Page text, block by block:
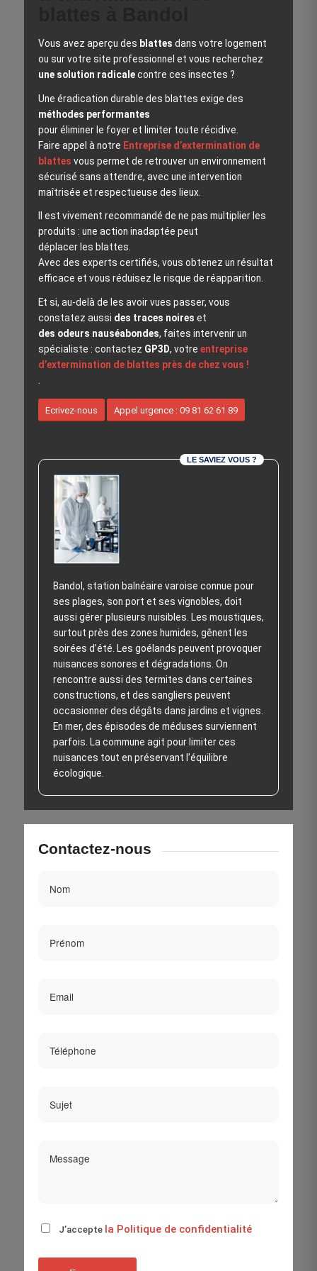
Vous avez aperçu des blattes dans votre logement
ou sur votre site professionnel et vous recherchez
une solution radicalecontre ces insectes ?
Une éradication durable des blattes exige des
méthodes performantes
pour éliminer le foyer et limiter toute récidive.
Faire appel à notre Entreprise d’extermination de
blattes vous permet de retrouver un environnement
sécurisé sans attendre, avec une intervention
maîtrisée et respectueuse des lieux.
Il est vivement recommandé de ne pas multiplier les
produits : une action inadaptée peut
déplacer les blattes.
Avec des experts certifiés, vous obtenez un résultat
efficace et vous réduisez le risque de réapparition.
Et si, au‑delà de les avoir vues passer, vous
constatez aussi des traces noires et
des odeurs nauséabondes, faites intervenir un
spécialiste : contactez GP3D, votre entreprise
d’extermination de blattes près de chez vous !
Ecrivez-nous Appel urgence : 09 81 62 61 89
LE SAVIEZ VOUS ?
Bandol, station balnéaire varoise connue pour
ses plages, son port et ses vignobles, doit
aussi gérer plusieurs nuisibles. Les moustiques,
surtout près des zones humides, gênent les
soirées d’été. Les goélands peuvent provoquer
nuisances sonores et dégradations. On
rencontre aussi des termites dans certaines
constructions, et des sangliers peuvent
occasionner des dégâts dans jardins et vignes.
En mer, des épisodes de méduses surviennent
parfois. La commune agit pour limiter ces
nuisances tout en préservant l’équilibre
écologique.
Contactez-nous
J’accepte la Politique de confidentialité